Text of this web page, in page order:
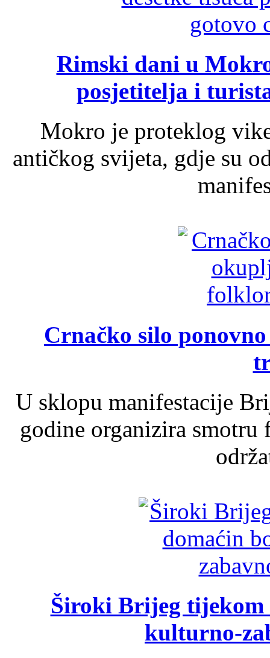
Rimski dani u
posjetitelja i
Mokro je proteklog
antičkog svijeta, gdje su
Crnačko silo
U sklopu manifestacije
godine organizira
Široki Brijeg tijekom
kulturno-